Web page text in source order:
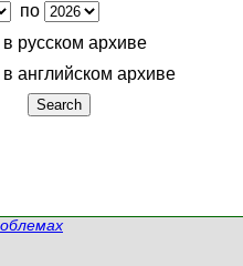
по
в русском архиве
в английском архиве